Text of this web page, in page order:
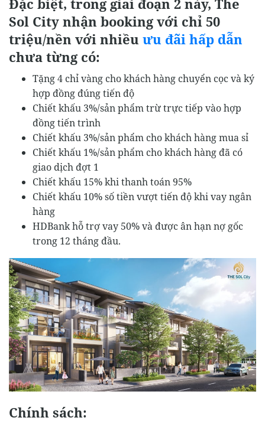
Sol City nhận booking với chỉ 50
triệu/nền với nhiều ưu đãi hấp dẫn
chưa từng có:
Tặng 4 chỉ vàng cho khách hàng chuyển cọc và ký
hợp đồng đúng tiến độ
Chiết khấu 3%/sản phẩm trừ trực tiếp vào hợp
đồng tiến trình
Chiết khấu 3%/sản phẩm cho khách hàng mua sỉ
Chiết khấu 1%/sản phẩm cho khách hàng đã có
giao dịch đợt 1
Chiết khấu 15% khi thanh toán 95%
Chiết khấu 10% số tiền vượt tiến độ khi vay ngân
hàng
HDBank hỗ trợ vay 50% và được ân hạn nợ gốc
trong 12 tháng đầu.
Chính sách: